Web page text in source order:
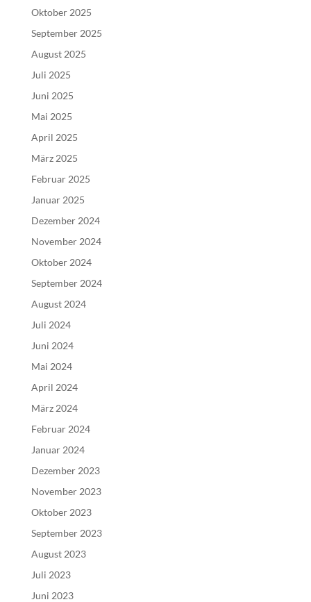
Oktober 2025
September 2025
August 2025
Juli 2025
Juni 2025
Mai 2025
April 2025
März 2025
Februar 2025
Januar 2025
Dezember 2024
November 2024
Oktober 2024
September 2024
August 2024
Juli 2024
Juni 2024
Mai 2024
April 2024
März 2024
Februar 2024
Januar 2024
Dezember 2023
November 2023
Oktober 2023
September 2023
August 2023
Juli 2023
Juni 2023